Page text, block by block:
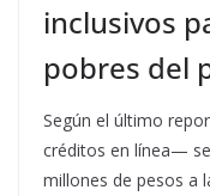
inclusivos
pobres del
Según el último
créditos en línea—
millones de pesos a